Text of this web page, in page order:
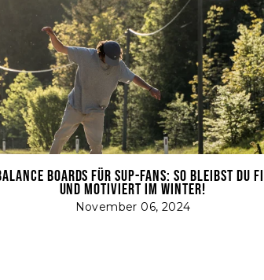
BOARDS FÜR SUP-FANS: SO BLEIBST DU
UND MOTIVIERT IM WINTER!
November 06, 2024